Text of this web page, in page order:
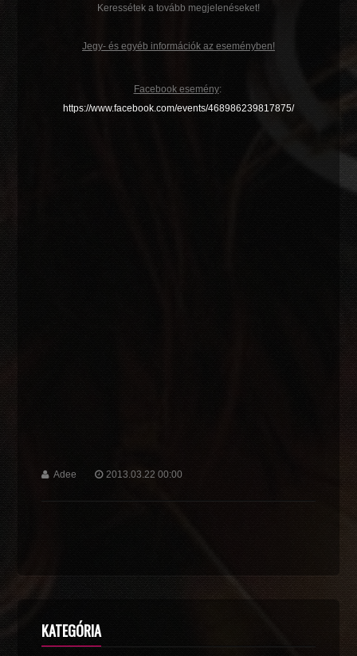
Keressétek a tovább megjelenéseket!
Jegy- és egyéb információk az eseményben!
Facebook esemény:
https://www.facebook.com/events/468986239817875/
Adee 2013.03.22 00:00
KATEGÓRIA